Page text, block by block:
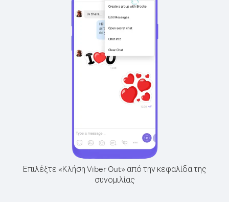
Επιλέξτε «Κλήση Viber Out» από την κεφαλίδα της
συνομιλίας